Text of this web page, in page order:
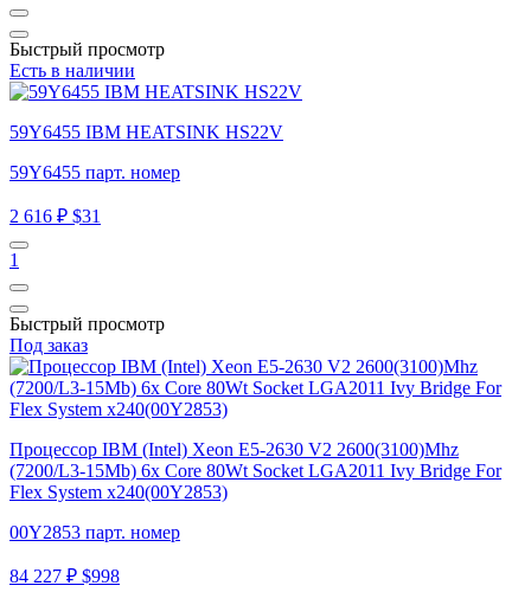
Быстрый просмотр
Есть в наличии
59Y6455 IBM HEATSINK HS22V
59Y6455 парт. номер
2 616 ₽ $31
1
Быстрый просмотр
Под заказ
Процессор IBM (Intel) Xeon E5-2630 V2 2600(3100)Mhz
(7200/L3-15Mb) 6x Core 80Wt Socket LGA2011 Ivy Bridge For
Flex System x240(00Y2853)
00Y2853 парт. номер
84 227 ₽ $998